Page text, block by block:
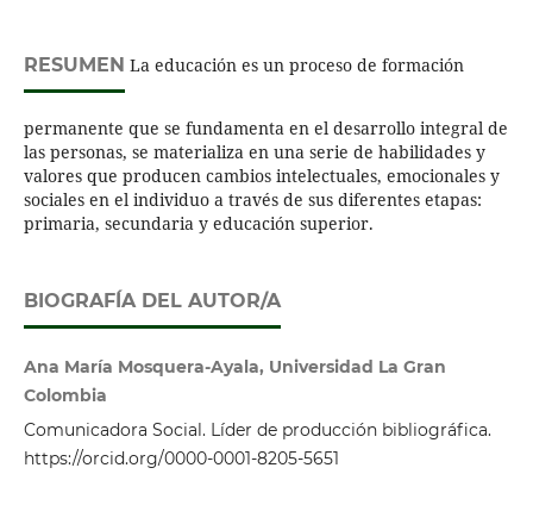
RESUMEN La educación es un proceso de formación
permanente que se fundamenta en el desarrollo integral de
las personas, se materializa en una serie de habilidades y
valores que producen cambios intelectuales, emocionales y
sociales en el individuo a través de sus diferentes etapas:
primaria, secundaria y educación superior.
BIOGRAFÍA DEL AUTOR/A
Ana María Mosquera-Ayala, Universidad La Gran
Colombia
Comunicadora Social. Líder de producción bibliográfica.
https://orcid.org/0000-0001-8205-5651